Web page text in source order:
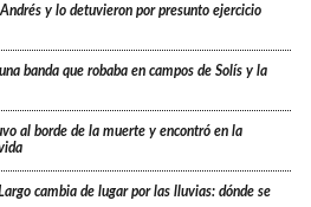
y lo detuvieron por presunto ejercicio
banda que robaba en campos de Solís y la
al borde de la muerte y encontró en la
cambia de lugar por las lluvias: dónde se